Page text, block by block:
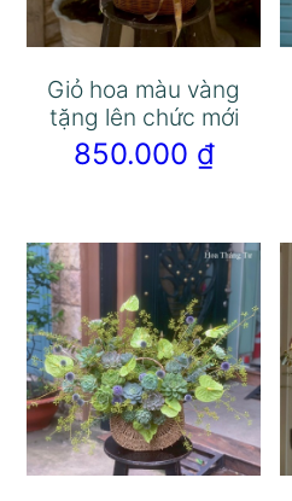
Giỏ hoa màu vàng
tặng lên chức mới
850.000 ₫